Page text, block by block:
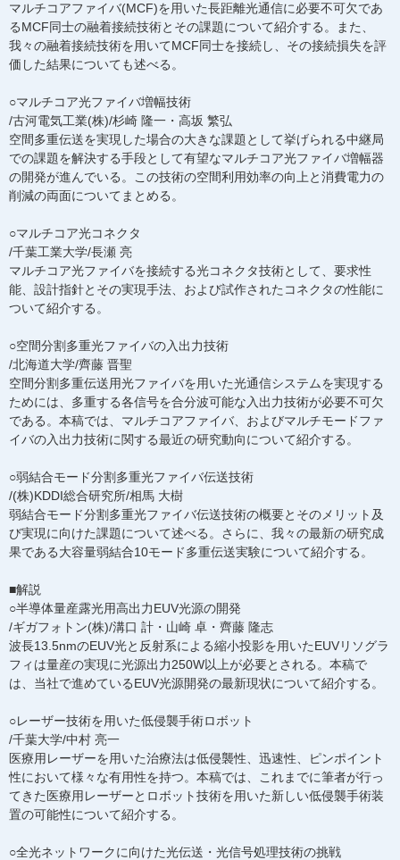
マルチコアファイバ(MCF)を用いた長距離光通信に必要不可欠であ
るMCF同士の融着接続技術とその課題について紹介する。また、
我々の融着接続技術を用いてMCF同士を接続し、その接続損失を評
価した結果についても述べる。
○マルチコア光ファイバ増幅技術
/古河電気工業(株)/杉崎 隆一・高坂 繁弘
空間多重伝送を実現した場合の大きな課題として挙げられる中継局
での課題を解決する手段として有望なマルチコア光ファイバ増幅器
の開発が進んでいる。この技術の空間利用効率の向上と消費電力の
削減の両面についてまとめる。
○マルチコア光コネクタ
/千葉工業大学/長瀬 亮
マルチコア光ファイバを接続する光コネクタ技術として、要求性
能、設計指針とその実現手法、および試作されたコネクタの性能に
ついて紹介する。
○空間分割多重光ファイバの入出力技術
/北海道大学/齊藤 晋聖
空間分割多重伝送用光ファイバを用いた光通信システムを実現する
ためには、多重する各信号を合分波可能な入出力技術が必要不可欠
である。本稿では、マルチコアファイバ、およびマルチモードファ
イバの入出力技術に関する最近の研究動向について紹介する。
○弱結合モード分割多重光ファイバ伝送技術
/(株)KDDI総合研究所/相馬 大樹
弱結合モード分割多重光ファイバ伝送技術の概要とそのメリット及
び実現に向けた課題について述べる。さらに、我々の最新の研究成
果である大容量弱結合10モード多重伝送実験について紹介する。
■解説
○半導体量産露光用高出力EUV光源の開発
/ギガフォトン(株)/溝口 計・山崎 卓・齊藤 隆志
波長13.5nmのEUV光と反射系による縮小投影を用いたEUVリソグラ
フィは量産の実現に光源出力250W以上が必要とされる。本稿で
は、当社で進めているEUV光源開発の最新現状について紹介する。
○レーザー技術を用いた低侵襲手術ロボット
/千葉大学/中村 亮一
医療用レーザーを用いた治療法は低侵襲性、迅速性、ピンポイント
性において様々な有用性を持つ。本稿では、これまでに筆者が行っ
てきた医療用レーザーとロボット技術を用いた新しい低侵襲手術装
置の可能性について紹介する。
○全光ネットワークに向けた光伝送・光信号処理技術の挑戦